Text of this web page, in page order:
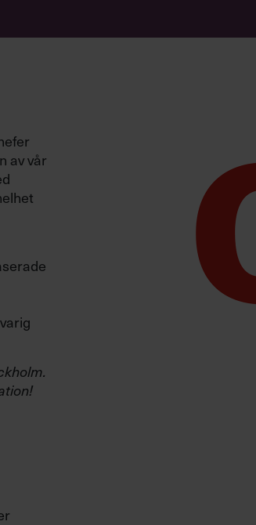
av vår